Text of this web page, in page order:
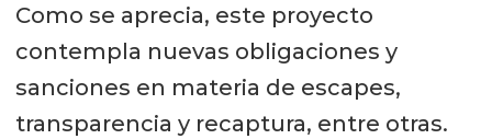
Como se aprecia, este proyecto
contempla nuevas obligaciones y
sanciones en materia de escapes,
transparencia y recaptura, entre otras.